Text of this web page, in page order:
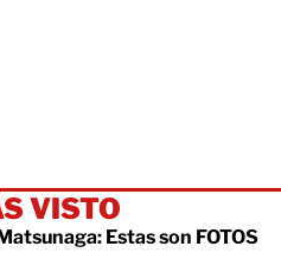
VISTO
Estas son FOTOS